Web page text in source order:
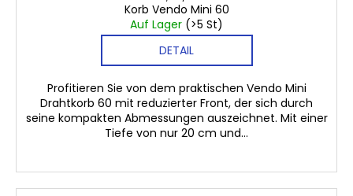
Korb Vendo Mini 60
Auf Lager (>5 St)
DETAIL
Profitieren Sie von dem praktischen Vendo Mini
Drahtkorb 60 mit reduzierter Front, der sich durch
seine kompakten Abmessungen auszeichnet. Mit einer
Tiefe von nur 20 cm und...